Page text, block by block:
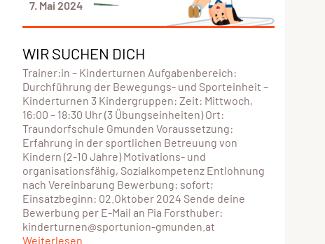
7. Mai 2024
WIR SUCHEN DICH
Trainer:in – Kinderturnen Aufgabenbereich:
Durchführung der Bewegungs- und Sporteinheit –
Kinderturnen 3 Kindergruppen: Zeit: Mittwoch,
16:00 – 18:30 Uhr (3 Übungseinheiten) Ort:
Traundorfschule Gmunden Voraussetzung:
Erfahrung in der sportlichen Betreuung von
Kindern (2-10 Jahre) Motivations- und
organisationsfähig, Sozialkompetenz Entlohnung
nach Vereinbarung Bewerbung: sofort;
Einsatzbeginn: 02.Oktober 2024 Sende deine
Bewerbung per E-Mail an Pia Forsthuber:
kinderturnen@sportunion-gmunden.at
Weiterlesen...